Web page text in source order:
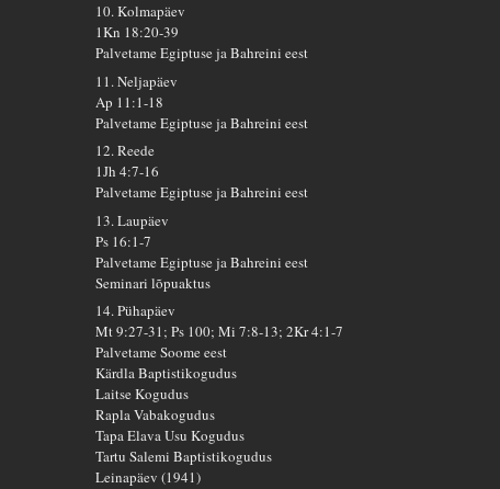
10. Kolmapäev
1Kn 18:20-39
Palvetame Egiptuse ja Bahreini eest
11. Neljapäev
Ap 11:1-18
Palvetame Egiptuse ja Bahreini eest
12. Reede
1Jh 4:7-16
Palvetame Egiptuse ja Bahreini eest
13. Laupäev
Ps 16:1-7
Palvetame Egiptuse ja Bahreini eest
Seminari lõpuaktus
14. Pühapäev
Mt 9:27-31; Ps 100; Mi 7:8-13; 2Kr 4:1-7
Palvetame Soome eest
Kärdla Baptistikogudus
Laitse Kogudus
Rapla Vabakogudus
Tapa Elava Usu Kogudus
Tartu Salemi Baptistikogudus
Leinapäev (1941)